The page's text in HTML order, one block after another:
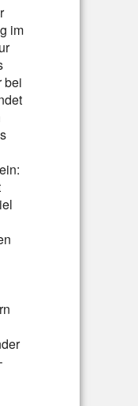
im
bei